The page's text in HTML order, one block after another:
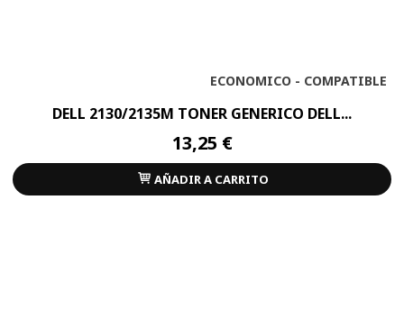
ECONOMICO - COMPATIBLE
DELL 2130/2135M TONER GENERICO DELL...
13,25 €
AÑADIR A CARRITO